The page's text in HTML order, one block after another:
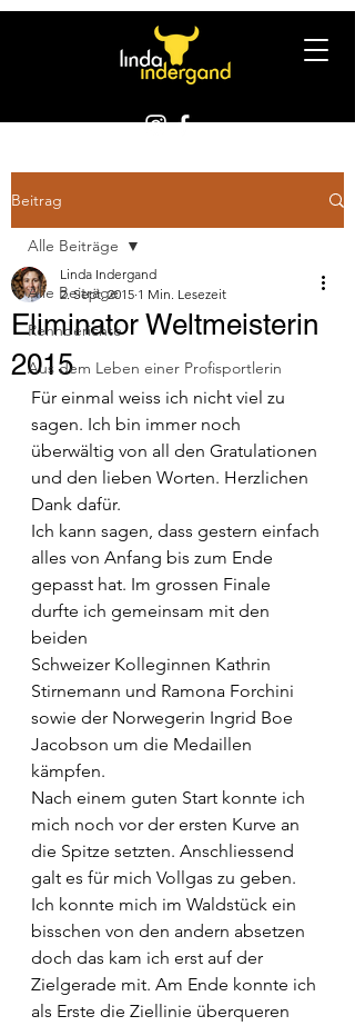
Beitrag
Alle Beiträge
Rennberichte
Aus dem Leben einer Profisportlerin
Alle Beiträge
Eliminator Weltmeisterin
2015
Linda Indergand
2. Sept. 2015 1 Min. Lesezeit
Für einmal weiss ich nicht viel zu
sagen. Ich bin immer noch
überwältig von all den Gratulationen
und den lieben Worten. Herzlichen
Dank dafür.
Ich kann sagen, dass gestern einfach
alles von Anfang bis zum Ende
gepasst hat. Im grossen Finale
durfte ich gemeinsam mit den
beiden
Schweizer Kolleginnen Kathrin
Stirnemann und Ramona Forchini
sowie der Norwegerin Ingrid Boe
Jacobson um die Medaillen
kämpfen.
Nach einem guten Start konnte ich
mich noch vor der ersten Kurve an
die Spitze setzten. Anschliessend
galt es für mich Vollgas zu geben.
Ich konnte mich im Waldstück ein
bisschen von den andern absetzen
doch das kam ich erst auf der
Zielgerade mit. Am Ende konnte ich
als Erste die Ziellinie überqueren